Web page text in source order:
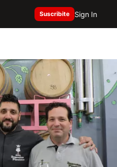
Suscribite Sign In